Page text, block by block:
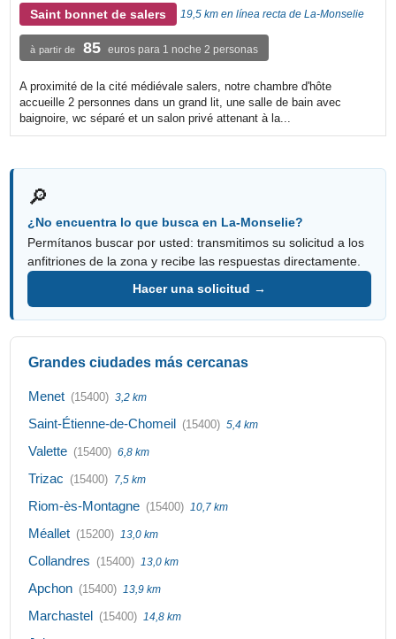
Saint bonnet de salers 19,5 km en línea recta de La-Monselie
à partir de 85 euros para 1 noche 2 personas
A proximité de la cité médiévale salers, notre chambre d'hôte
accueille 2 personnes dans un grand lit, une salle de bain avec
baignoire, wc séparé et un salon privé attenant à la...
🔎
¿No encuentra lo que busca en La-Monselie?
Permítanos buscar por usted: transmitimos su solicitud a los
anfitriones de la zona y recibe las respuestas directamente.
Hacer una solicitud →
Grandes ciudades más cercanas
Menet (15400) 3,2 km
Saint-Étienne-de-Chomeil (15400) 5,4 km
Valette (15400) 6,8 km
Trizac (15400) 7,5 km
Riom-ès-Montagne (15400) 10,7 km
Méallet (15200) 13,0 km
Collandres (15400) 13,0 km
Apchon (15400) 13,9 km
Marchastel (15400) 14,8 km